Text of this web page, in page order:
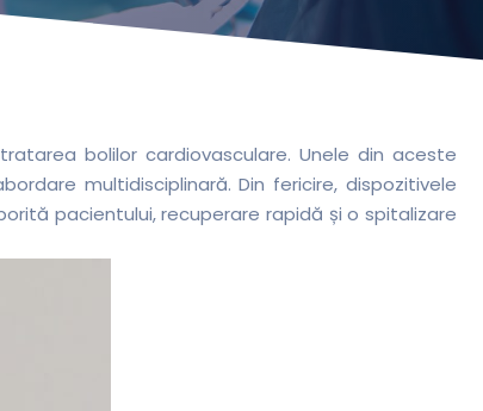
bolilor cardiovasculare. Unele din aceste
multidisciplinară. Din fericire, dispozitivele
pacientului, recuperare rapidă și o spitalizare